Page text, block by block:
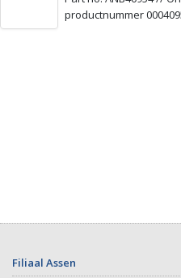
productnummer
Filiaal Assen